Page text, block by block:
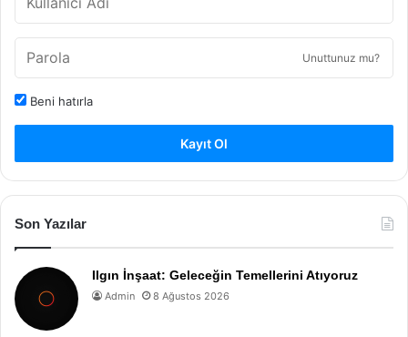
Unuttunuz mu?
Beni hatırla
Kayıt Ol
Son Yazılar
Ilgın İnşaat: Geleceğin Temellerini Atıyoruz
Admin 8 Ağustos 2026